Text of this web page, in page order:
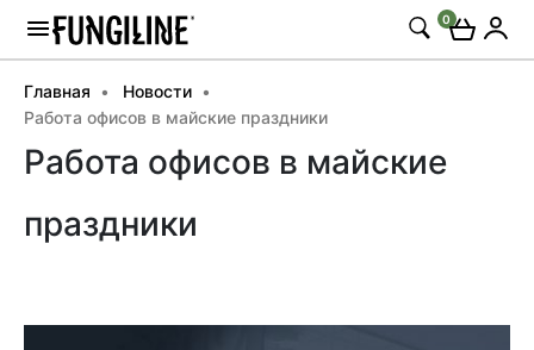
0
Главная
Новости
Работа офисов в майские праздники
Работа офисов в майские
праздники